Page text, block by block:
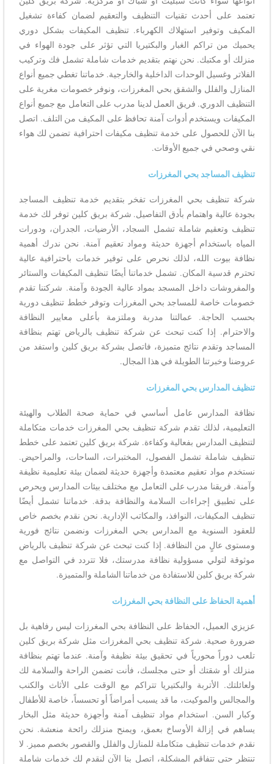
تعتمد على أحدث تقنيات التنظيف والتعقيم لضمان كفاءة تشغيل
المكيف وتوفير استهلاك الكهرباء. تنظيف المكيفات بشكل دوري
يحميك من تراكم الغبار والبكتيريا التي تؤثر على جودة الهواء في
منزلك أو مكتبك. نحن نهتم بتقديم خدمات شاملة تشمل فك وتركيب
الفلاتر وغسيل الوحدات الداخلية والخارجية. خدماتنا تغطي جميع أنواع
المنازل والفلل والشقق بحي المغرزات، ونوفر خصومات مغرية على
التنظيف الدوري. فريق العمل لدينا مدرب على التعامل مع جميع أنواع
المكيفات ويستخدم أدوات آمنة تحافظ على المكيف من التلف. اتصل
بنا الآن للحصول على خدمة تنظيف مكيفات احترافية تضمن لك هواء
نقي وصحي في جميع الأوقات.
تنظيف المساجد بحي المغرزات
شركة تنظيف بحي المغرزات تفخر بتقديم خدمة تنظيف المساجد
بجودة عالية واهتمام بأدق التفاصيل. شركة بريق كلين توفر لك خدمة
تنظيف وتعقيم شاملة تشمل السجاد، الأرضيات، الجدران، ودورات
المياه باستخدام أجهزة حديثة ومواد تعقيم آمنة. نحن ندرك أهمية
نظافة بيوت الله، لذلك نحرص على توفير خدمات باحترافية عالية
تحترم قدسية المكان. تشمل خدماتنا أيضًا تنظيف المكيفات والستائر
والمفروشات داخل المسجد بمواد عالية الجودة وآمنة. شركتنا تقدم
خصومات خاصة للمساجد بحي المغرزات وتوفر خطط تنظيف دورية
بحسب الحاجة. عمالتنا مدربة وملتزمة بأعلى معايير النظافة
والاحترام. إذا كنت تبحث عن شركة تنظيف بالرياض تهتم بنظافة
المساجد وتقدم نتائج متميزة، فاتصل بشركة بريق كلين واستفد من
عروضنا وخبرتنا الطويلة في هذا المجال.
تنظيف المدارس بحي المغرزات
نظافة المدارس عامل أساسي في حماية صحة الطلاب والهيئة
التعليمية، لذلك تقدم شركة تنظيف بحي المغرزات خدمات متكاملة
لتنظيف المدارس بفعالية وكفاءة. شركة بريق كلين تعتمد على خطط
تنظيف شاملة تشمل الفصول، المختبرات، الساحات، والمراحيض.
نستخدم مواد تعقيم معتمدة وأجهزة حديثة لضمان بيئة تعليمية نظيفة
وآمنة. فريقنا مدرب على التعامل مع مختلف بيئات المدارس ويحرص
على تطبيق إجراءات السلامة والنظافة بدقة. خدماتنا تشمل أيضًا
تنظيف المكيفات، النوافذ، والمكاتب الإدارية. نحن نقدم بخصم خاص
للعقود السنوية مع المدارس بحي المغرزات ونضمن نتائج فورية
ومستوى عالٍ من النظافة. إذا كنت تبحث عن شركة تنظيف بالرياض
موثوقة لتولي مسؤولية نظافة مدرستك، فلا تتردد في التواصل مع
شركة بريق كلين للاستفادة من خدماتنا الشاملة والمتميزة.
أهمية الحفاظ على النظافة بحي المغرزات
عزيزي العميل، الحفاظ على النظافة بحي المغرزات ليس رفاهية بل
ضرورة صحية. شركة تنظيف بحي المغرزات مثل شركة بريق كلين
تلعب دوراً محورياً في تحقيق بيئة نظيفة وآمنة. عندما تهتم بنظافة
منزلك أو شقتك أو حتى مجلسك، فأنت تضمن الراحة والسلامة لك
ولعائلتك. الأتربة والبكتيريا تتراكم مع الوقت على الأثاث والكنب
والمجالس والموكيت، ما قد يسبب أمراضاً أو تحسساً، خاصة للأطفال
وكبار السن. استخدام مواد تنظيف آمنة وأجهزة حديثة مثل البخار
يساهم في إزالة الأوساخ بعمق، ويمنح منزلك رائحة منعشة. نحن
نقدم خدمات تنظيف متكاملة للمنازل والفلل والقصور بخصم مميز. لا
تنتظر حتى تتفاقم المشكلة، اتصل بنا الآن لنقدم لك خدمات شاملة